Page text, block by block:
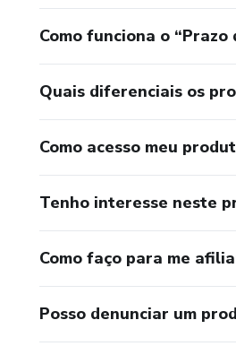
Como funciona o “Prazo
Quais diferenciais os
Como acesso meu
Tenho interesse neste
Como faço para me
Posso denunciar um